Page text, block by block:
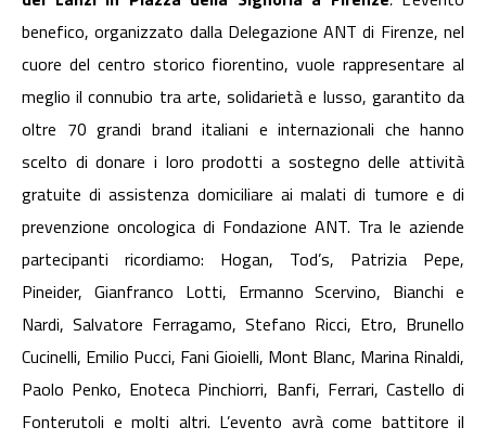
benefico, organizzato dalla Delegazione ANT di Firenze, nel
cuore del centro storico fiorentino, vuole rappresentare al
meglio il connubio tra arte, solidarietà e lusso, garantito da
oltre 70 grandi brand italiani e internazionali che hanno
scelto di donare i loro prodotti a sostegno delle attività
gratuite di assistenza domiciliare ai malati di tumore e di
prevenzione oncologica di Fondazione ANT. Tra le aziende
partecipanti ricordiamo: Hogan, Tod’s, Patrizia Pepe,
Pineider, Gianfranco Lotti, Ermanno Scervino, Bianchi e
Nardi, Salvatore Ferragamo, Stefano Ricci, Etro, Brunello
Cucinelli, Emilio Pucci, Fani Gioielli, Mont Blanc, Marina Rinaldi,
Paolo Penko, Enoteca Pinchiorri, Banfi, Ferrari, Castello di
Fonterutoli e molti altri. L’evento avrà come battitore il